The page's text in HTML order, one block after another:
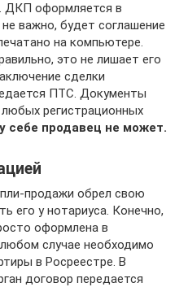
ДКП оформляется в
важно, будет соглашение
на компьютере.
это не лишает его
сделки
ПТС. Документы
регистрационных
себе продавец не может.
продажи обрел свою
его у нотариуса. Конечно,
оформлена в
случае необходимо
в Росреестре. В
договор передается